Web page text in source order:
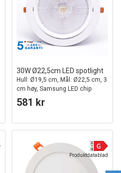
30W Ø22,5cm LED spotlight
Hull: Ø19,5 cm, Mål: Ø22,5 cm, 3
cm høy, Samsung LED chip
581 kr
Produktdatablad